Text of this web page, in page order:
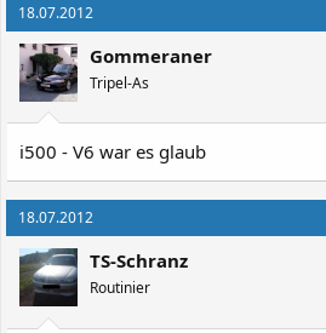
18.07.2012
Gommeraner
Tripel-As
i500 - V6 war es glaub
18.07.2012
TS-Schranz
Routinier